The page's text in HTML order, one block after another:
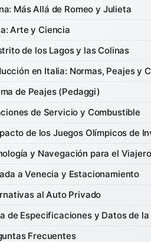
Más Allá de Romeo y Julieta
Arte y Ciencia
de los Lagos y las Colinas
en Italia: Normas, Peajes y
de Peajes (Pedaggi)
de Servicio y Combustible
de los Juegos Olímpicos de
y Navegación para el
a Venecia y Estacionamiento
al Auto Privado
de Especificaciones y Datos de
Frecuentes